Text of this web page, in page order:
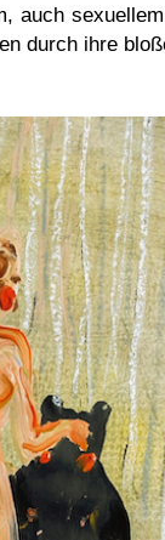
auch
durch ihre